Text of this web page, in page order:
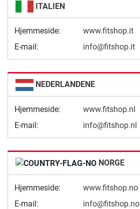
ITALIEN
Hjemmeside:
www.fitshop.it
E-mail:
info@fitshop.it
NEDERLANDENE
Hjemmeside:
www.fitshop.nl
E-mail:
info@fitshop.nl
NORGE
Hjemmeside:
www.fitshop.no
E-mail:
info@fitshop.no